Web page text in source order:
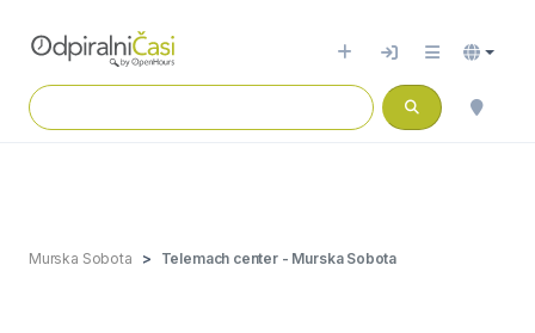
Murska Sobota Telemach center - Murska Sobota